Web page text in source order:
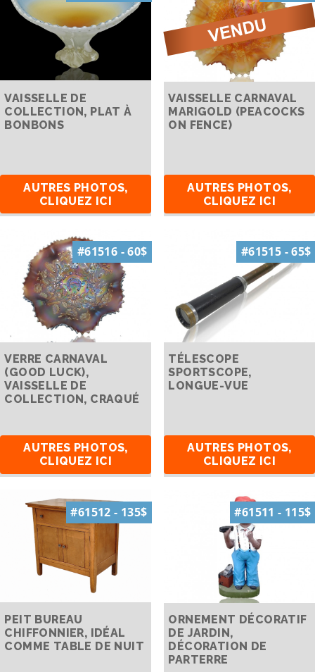
VAISSELLE DE
COLLECTION, PLAT À
BONBONS
AUTRES PHOTOS,
CLIQUEZ ICI
VAISSELLE CARNAVAL
MARIGOLD (PEACOCKS
ON FENCE)
AUTRES PHOTOS,
CLIQUEZ ICI
#61516 - 60$
VERRE CARNAVAL
(GOOD LUCK),
VAISSELLE DE
COLLECTION, CRAQUÉ
AUTRES PHOTOS,
CLIQUEZ ICI
#61515 - 65$
TÉLESCOPE
SPORTSCOPE,
LONGUE-VUE
AUTRES PHOTOS,
CLIQUEZ ICI
#61512 - 135$
PEIT BUREAU
CHIFFONNIER, IDÉAL
COMME TABLE DE NUIT
#61511 - 115$
ORNEMENT DÉCORATIF
DE JARDIN,
DÉCORATION DE
PARTERRE